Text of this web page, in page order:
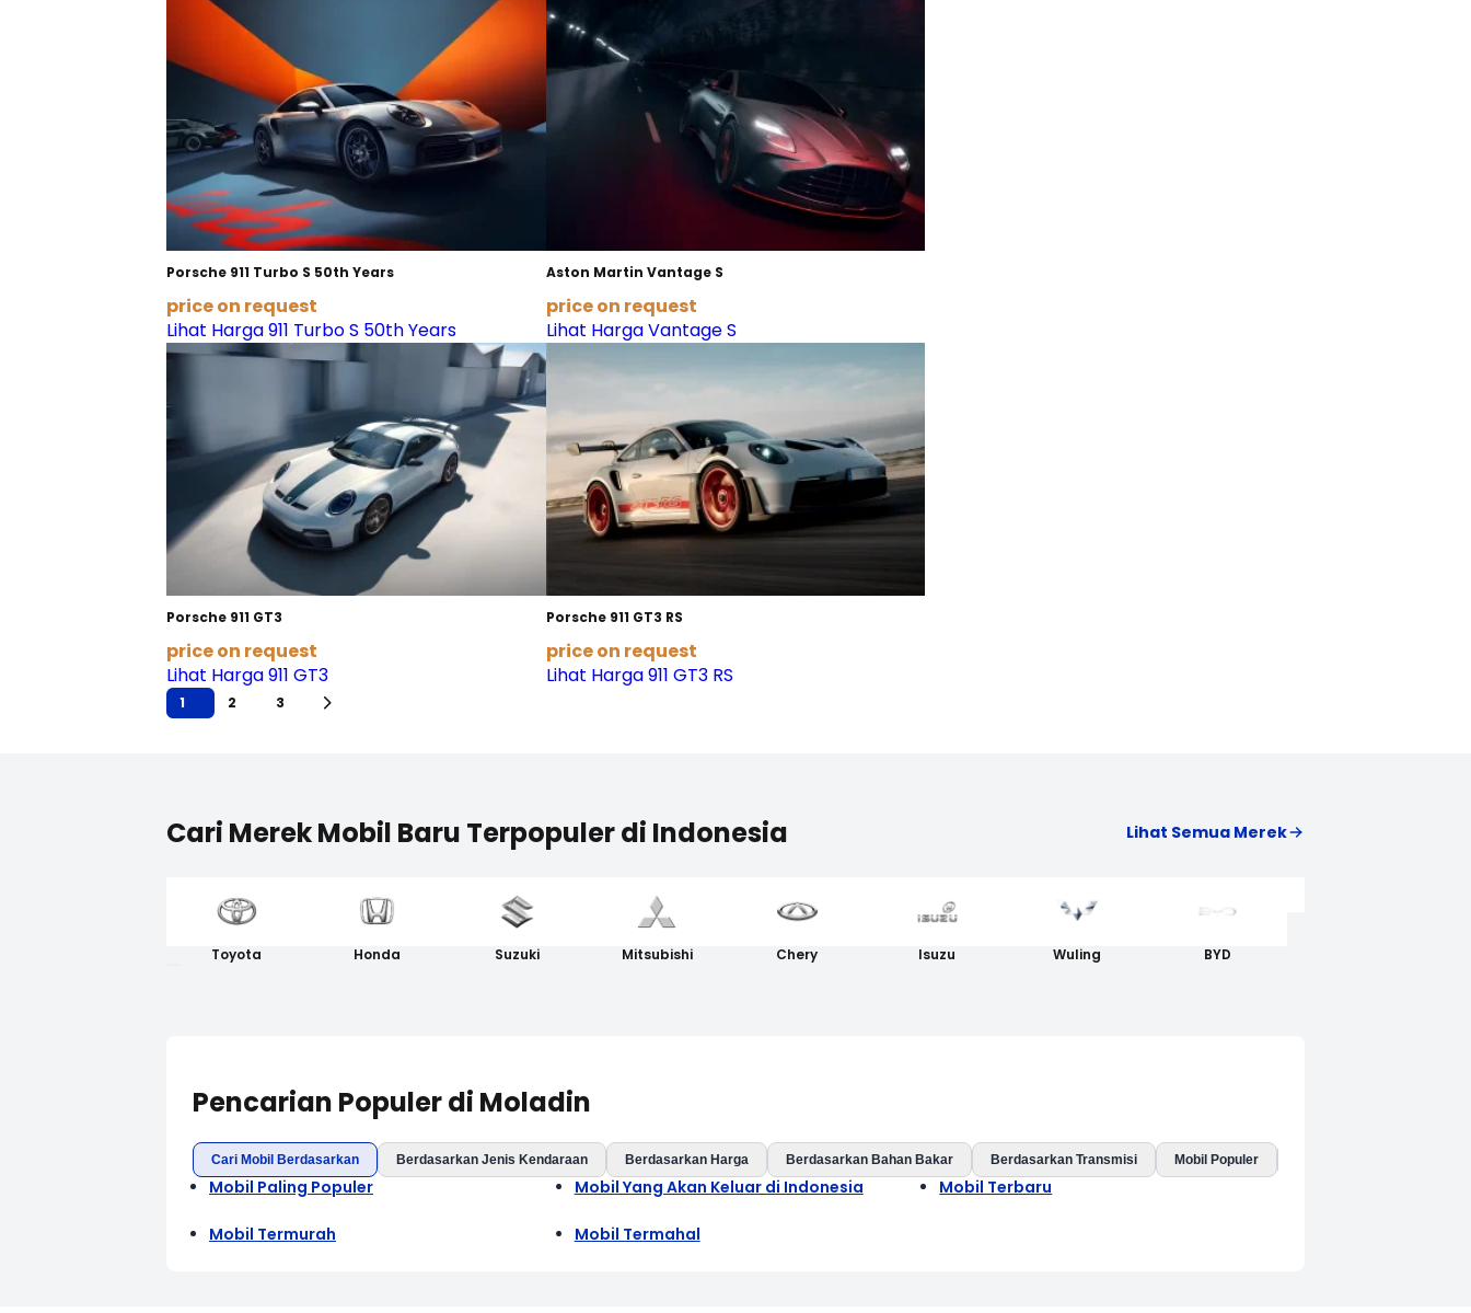
Porsche 911 Turbo S 50th Years
price on request
Lihat Harga 911 Turbo S 50th Years
Aston Martin Vantage S
price on request
Lihat Harga Vantage S
Porsche 911 GT3
price on request
Lihat Harga 911 GT3
Porsche 911 GT3 RS
price on request
Lihat Harga 911 GT3 RS
1 2 3
Cari Merek Mobil Baru Terpopuler di Indonesia Lihat Semua Merek
Toyota Honda Suzuki Mitsubishi Chery Isuzu Wuling BYD
Pencarian Populer di Moladin
Cari Mobil Berdasarkan Berdasarkan Jenis Kendaraan Berdasarkan Harga Berdasarkan Bahan Bakar Berdasarkan Transmisi Mobil Populer
Mobil Paling Populer Mobil Yang Akan Keluar di Indonesia Mobil Terbaru
Mobil Termurah Mobil Termahal